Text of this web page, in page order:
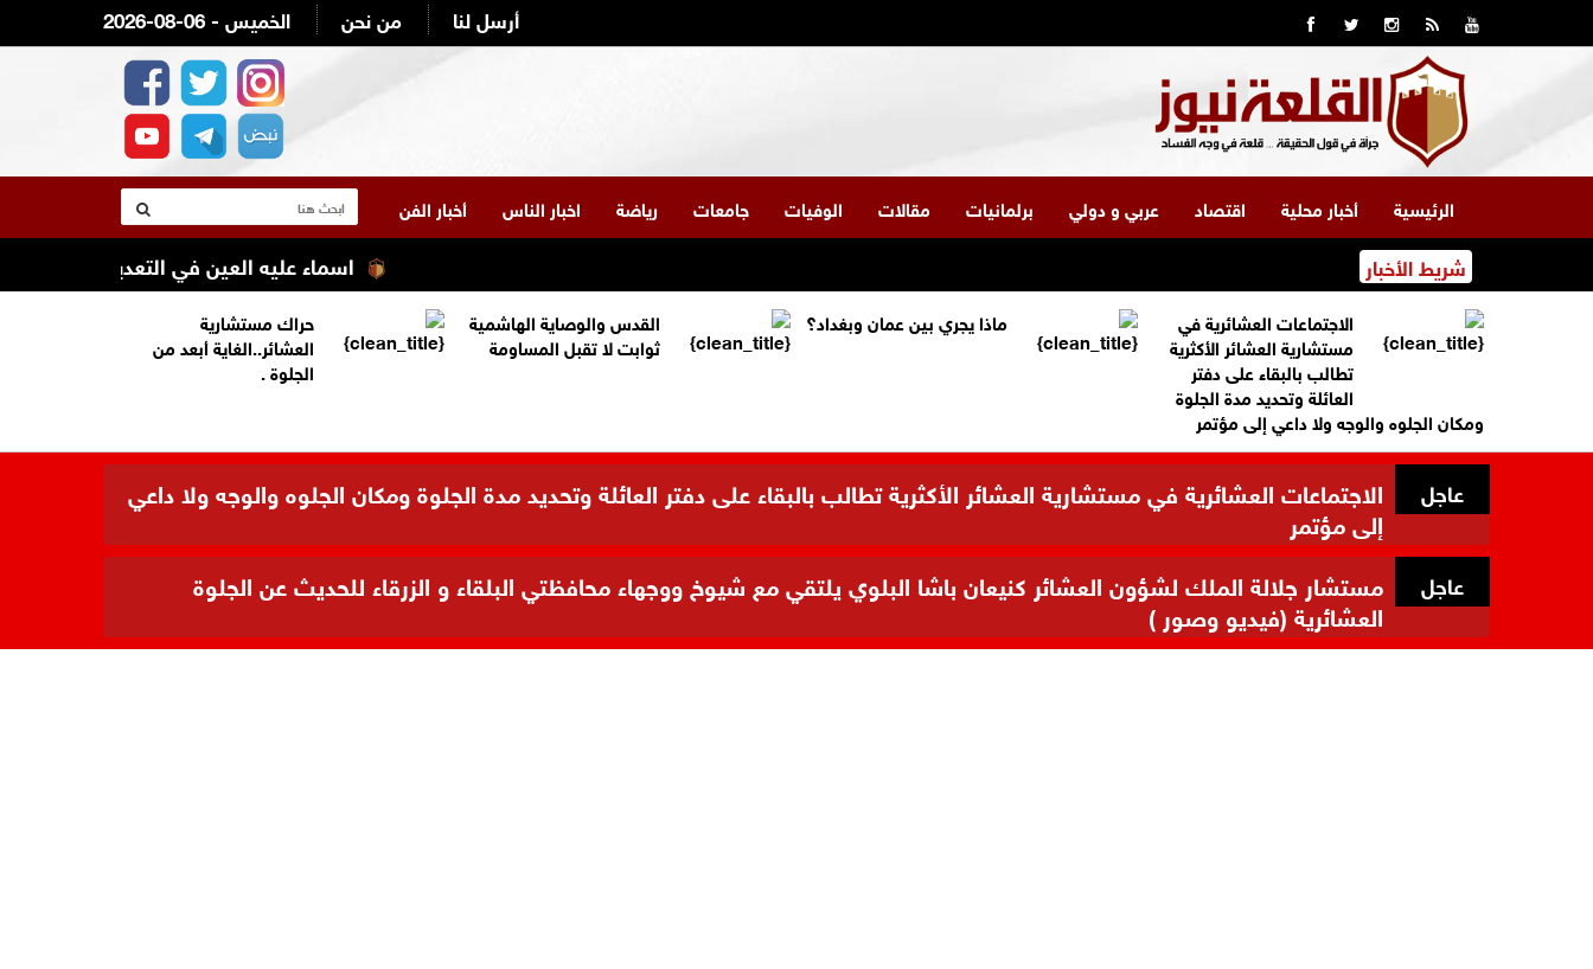
2026-08-06 - الخميس من نحن أرسل لنا
الرئيسية أخبار محلية اقتصاد عربي و دولي برلمانيات مقالات الوفيات جامعات رياضة اخبار الناس أخبار الفن
شريط الأخبار اسماء عليه العين في التعديل الوزاري
الاجتماعات العشائرية في
مستشارية العشائر الأكثرية
تطالب بالبقاء على دفتر
العائلة وتحديد مدة الجلوة
ومكان الجلوه والوجه ولا داعي إلى مؤتمر
ماذا يجري بين عمان وبغداد؟
القدس والوصاية الهاشمية
ثوابت لا تقبل المساومة
حراك مستشارية
العشائر..الغاية أبعد من
الجلوة .
عاجل الاجتماعات العشائرية في مستشارية العشائر الأكثرية تطالب بالبقاء على دفتر العائلة وتحديد مدة الجلوة ومكان الجلوه والوجه ولا داعي
إلى مؤتمر
عاجل مستشار جلالة الملك لشؤون العشائر كنيعان باشا البلوي يلتقي مع شيوخ ووجهاء محافظتي البلقاء و الزرقاء للحديث عن الجلوة
العشائرية (فيديو وصور )